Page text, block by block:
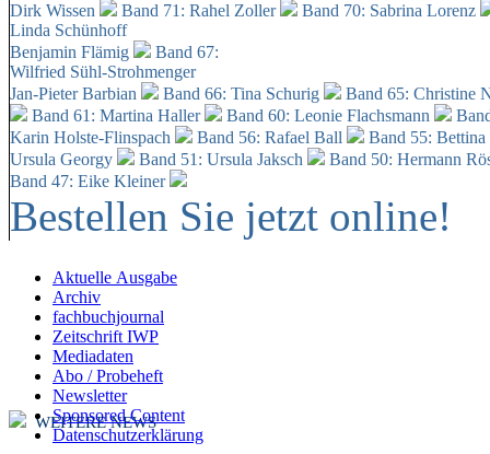
Dirk Wissen
Band 71: Rahel Zoller
Band 70: Sabrina Lorenz
Linda Schünhoff
Benjamin Flämig
Band 67:
Wilfried Sühl-Strohmenger
Jan-Pieter Barbian
Band 66: Tina Schurig
Band 65: Christine
Band 61: Martina Haller
Band 60: Leonie Flachsmann
Karin Holste-Flinspach
Band 56: Rafael Ball
Band 55:
Ursula Georgy
Band 51: Ursula Jaksch Band 50: Hermann
Band 47: Eike Kleiner
Bestellen Sie jetzt online!
Aktuelle Ausgabe
Archiv
fachbuchjournal
Zeitschrift IWP
Mediadaten
Abo / Probeheft
Newsletter
Sponsored Content
Datenschutzerklärung
WEITERE NEWS